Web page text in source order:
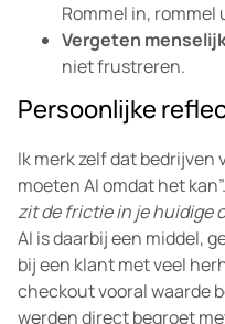
Rommel in, rommel
Vergeten
niet frustreren.
Persoonlijke
Ik merk zelf dat
moeten AI omdat het
zit de frictie in je huidige
AI is daarbij een middel,
bij een klant met veel
checkout vooral waarde
werden direct begroet